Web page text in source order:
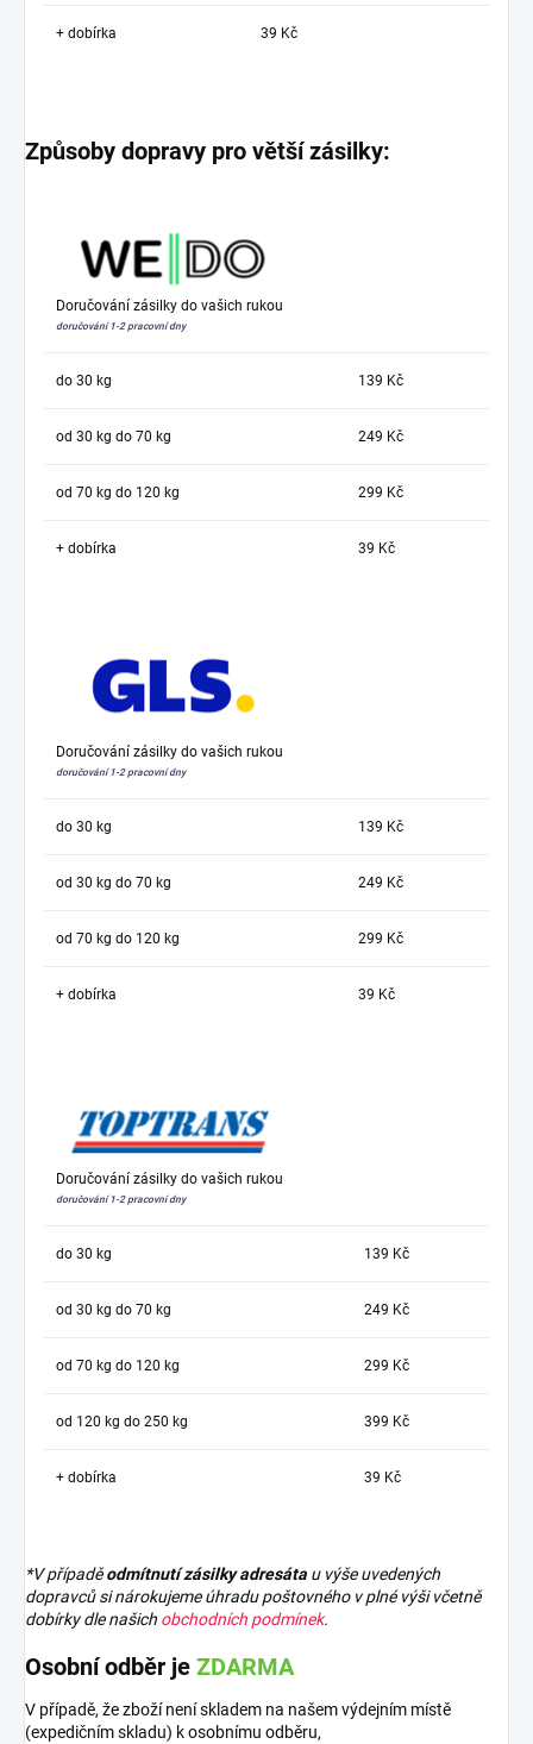
+ dobírka 39 Kč
Způsoby dopravy pro větší zásilky:
Doručování zásilky do vašich rukou
doručování 1-2 pracovní dny
do 30 kg 139 Kč
od 30 kg do 70 kg 249 Kč
od 70 kg do 120 kg 299 Kč
+ dobírka 39 Kč
Doručování zásilky do vašich rukou
doručování 1-2 pracovní dny
do 30 kg 139 Kč
od 30 kg do 70 kg 249 Kč
od 70 kg do 120 kg 299 Kč
+ dobírka 39 Kč
Doručování zásilky do vašich rukou
doručování 1-2 pracovní dny
do 30 kg 139 Kč
od 30 kg do 70 kg 249 Kč
od 70 kg do 120 kg 299 Kč
od 120 kg do 250 kg 399 Kč
+ dobírka 39 Kč
*V případěodmítnutí zásilky adresáta u výše uvedených
dopravců si nárokujeme úhradu poštovného v plné výši včetně
dobírky dle našich obchodních podmínek.
Osobní odběr je ZDARMA
V případě, že zboží není skladem na našem výdejním místě
(expedičním skladu) k osobnímu odběru,